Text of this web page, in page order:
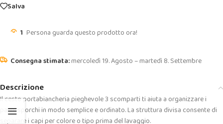
Salva
1 Persona guarda questo prodotto ora!
mercoledì 19. Agosto – martedì 8. Settembre
Descrizione
Il cesto portabiancheria pieghevole 3 scomparti ti aiuta a organizzare i
panni sporchi in modo semplice e ordinato. La struttura divisa consente di
separare i capi per colore o tipo prima del lavaggio.